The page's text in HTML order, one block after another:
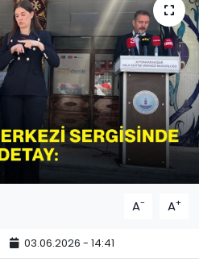
A- A+
03.06.2026 - 14:41